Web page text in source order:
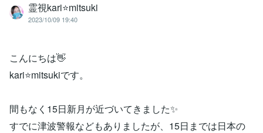
霊視kari⭐️mitsuki
2023/10/09 19:40
こんにちは👋
kari⭐️mitsukiです。
間もなく15日新月が近づいてきました✨
すでに津波警報などもありましたが、15日までは日本の